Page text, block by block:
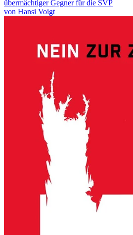
übermächtiger Gegner für die SVP
von Hansi Voigt